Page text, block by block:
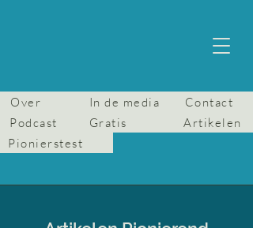
Over In de media
Contact
Podcast
Gratis
Artikelen
Pionierstest